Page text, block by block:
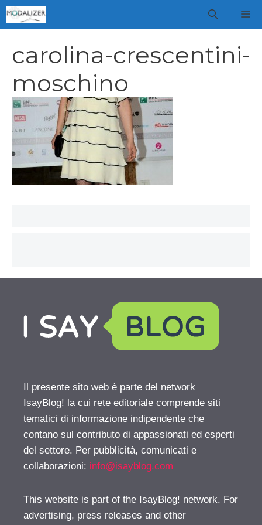
Vai
al
carolina-crescentini-
moschino
Il presente sito web è parte del network
IsayBlog! la cui rete editoriale comprende siti
tematici di informazione indipendente che
contano sul contributo di appassionati ed esperti
del settore. Per pubblicità, comunicati e
collaborazioni: info@isayblog.com
This website is part of the IsayBlog! network. For
advertising, press releases and other